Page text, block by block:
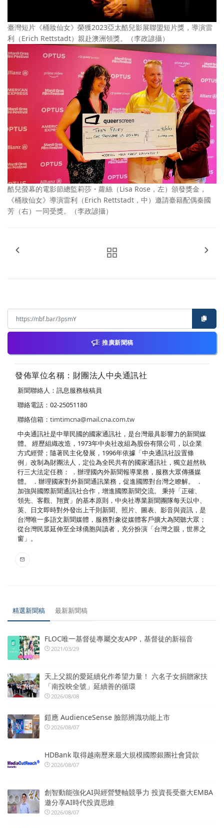
臺灣短片《桶妝仙女》榮獲2023亞太酷兒影展聯盟短片獎，導演雷
利（Erich Rettstadt）親赴澳洲領獎。（李政諺攝）
酷兒螢幕的電影節總監莉莎・蘿絲（Lisa Rose，左）頒發獎金，
《桶妝仙女》導演雷利（Erich Rettstadt，中）邀請臺籍配偶秦國
芳（右）一同受獎。（李政諺攝）
推廣新聞稿
發佈單位名稱：財團法人中央通訊社
新聞聯絡人：訊息服務核稿員
聯絡電話：02-25051180
聯絡信箱： timtimcna@mail.cna.com.tw
中央通訊社是中華民國的國家通訊社，是台灣最具影響力的新聞媒
體。 經歷組織改造，1973年中央社改組為股份有限公司，以企業
方式經營；隨著民主化發展，1996年依據「中央通訊社設置條
例」改制為財團法人，定位為全民共有的國家通訊社，獨立超然執
行三大法定任務： ．辦理國內外新聞報導業務，服務大眾傳播媒
體。 ．辦理國家對外新聞通訊業務，促進國際對台灣之瞭解。 ．
加強與國際新聞通訊社合作，增進國際新聞交流。 秉持「正確、
領先、客觀、翔實」的基本原則，中央社專業新聞團隊每天以中、
英、日文即時對外發出上千則新聞、照片、圖表、影音與資訊，是
台灣唯一多語文新聞媒體，服務對象從媒體客戶擴大為閱聽大眾；
從台灣民眾延伸至全球僑胞與讀者，充分扮演「台灣之眼，世界之
窗」。
精選新聞稿 最新新聞稿
FLOC唯一基督徒專屬交友APP，基督徒的新福音
2021/03/29
天上父親的愛延續化作希望力量！ 六名子女捐贈家扶
「南投映全號」延續善的循環
2026/08/08
鎧應 AudienceSense 臉部辨識功能上市
2026/08/07
HDBank 取得越南歷來最大規模國際銀團社會貸款
2026/08/07
創智動能強化AI與經營雙軸競爭力 投資長受臺大EMBA
邀分享AI時代投資思維
2026/08/07